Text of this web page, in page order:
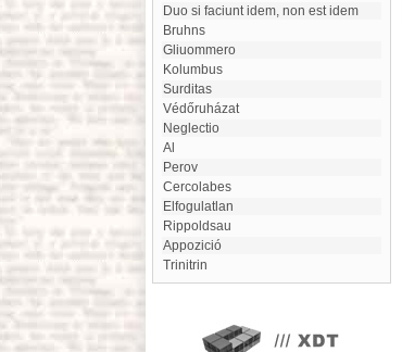
Duo si faciunt idem, non est idem
Bruhns
gliuommero
Kolumbus
Surditas
Védőruházat
Neglectio
Perov
Cercolabes
Elfogulatlan
Rippoldsau
Appozició
Trinitrin